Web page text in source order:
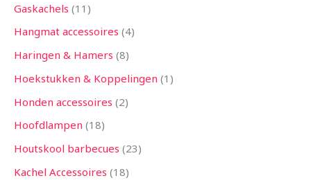
Gaskachels 11
Hangmat accessoires 4
Haringen & Hamers 8
Hoekstukken & Koppelingen 1
Honden accessoires 2
Hoofdlampen 18
Houtskool barbecues 23
Kachel Accessoires 18